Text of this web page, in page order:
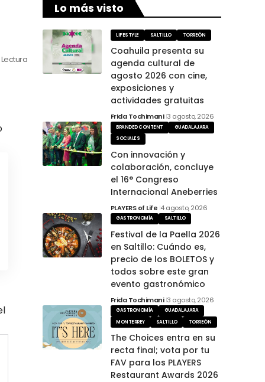
Lectura
Lo más visto
LIFESTYLE SALTILLO TORREÓN
Coahuila presenta su
agenda cultural de
agosto 2026 con cine,
exposiciones y
actividades gratuitas
Frida Tochimani 3 agosto, 2026
BRANDED CONTENT
GUADALAJARA
SOCIALES
Con innovación y
colaboración, concluye
el 16° Congreso
Internacional Aneberries
PLAYERS of Life 4 agosto, 2026
GASTRONOMÍA SALTILLO
Festival de la Paella 2026
en Saltillo: Cuándo es,
precio de los BOLETOS y
todos sobre este gran
evento gastronómico
Frida Tochimani 3 agosto, 2026
GASTRONOMÍA
GUADALAJARA
MONTERREY
SALTILLO TORREÓN
The Choices entra en su
recta final; vota por tu
FAV para los PLAYERS
Restaurant Awards 2026